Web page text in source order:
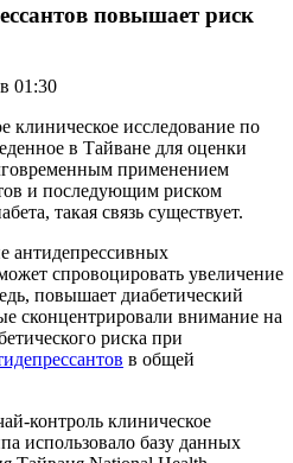
повышает риск
01:30
клиническое исследование по
в Тайване для оценки
применением
и последующим риском
такая связь существует.
антидепрессивных
спровоцировать увеличение
повышает диабетический
сконцентрировали внимание на
риска при
в общей
контроль клиническое
использовало базу данных